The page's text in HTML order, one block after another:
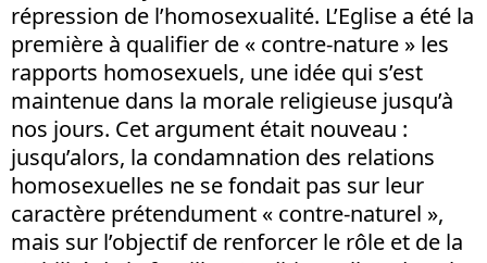
répression de l’homosexualité. L’Eglise a été la
première à qualifier de « contre-nature » les
rapports homosexuels, une idée qui s’est
maintenue dans la morale religieuse jusqu’à
nos jours. Cet argument était nouveau :
jusqu’alors, la condamnation des relations
homosexuelles ne se fondait pas sur leur
caractère prétendument « contre-naturel »,
mais sur l’objectif de renforcer le rôle et de la